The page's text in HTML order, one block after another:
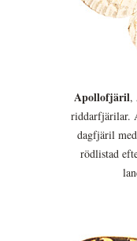
Apollofjäril,
riddarfjärilar.
dagfjäril
rödlistad